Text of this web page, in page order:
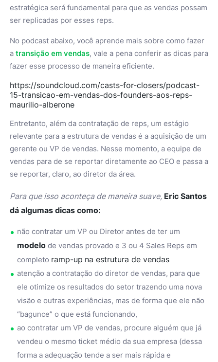
estratégica será fundamental para que as vendas possam
ser replicadas por esses reps.
No podcast abaixo, você aprende mais sobre como fazer
a transição em vendas, vale a pena conferir as dicas para
fazer esse processo de maneira eficiente.
https://soundcloud.com/casts-for-closers/podcast-
15-transicao-em-vendas-dos-founders-aos-reps-
maurilio-alberone
Entretanto, além da contratação de reps, um estágio
relevante para a estrutura de vendas é a aquisição de um
gerente ou VP de vendas. Nesse momento, a equipe de
vendas para de se reportar diretamente ao CEO e passa a
se reportar, claro, ao diretor da área.
Para que isso aconteça de maneira suave, Eric Santos
dá algumas dicas como:
não contratar um VP ou Diretor antes de ter um
modelo de vendas provado e 3 ou 4 Sales Reps em
completo ramp-up na estrutura de vendas
atenção a contratação do diretor de vendas, para que
ele otimize os resultados do setor trazendo uma nova
visão e outras experiências, mas de forma que ele não
“bagunce” o que está funcionando,
ao contratar um VP de vendas, procure alguém que já
vendeu o mesmo ticket médio da sua empresa (dessa
forma a adequação tende a ser mais rápida e